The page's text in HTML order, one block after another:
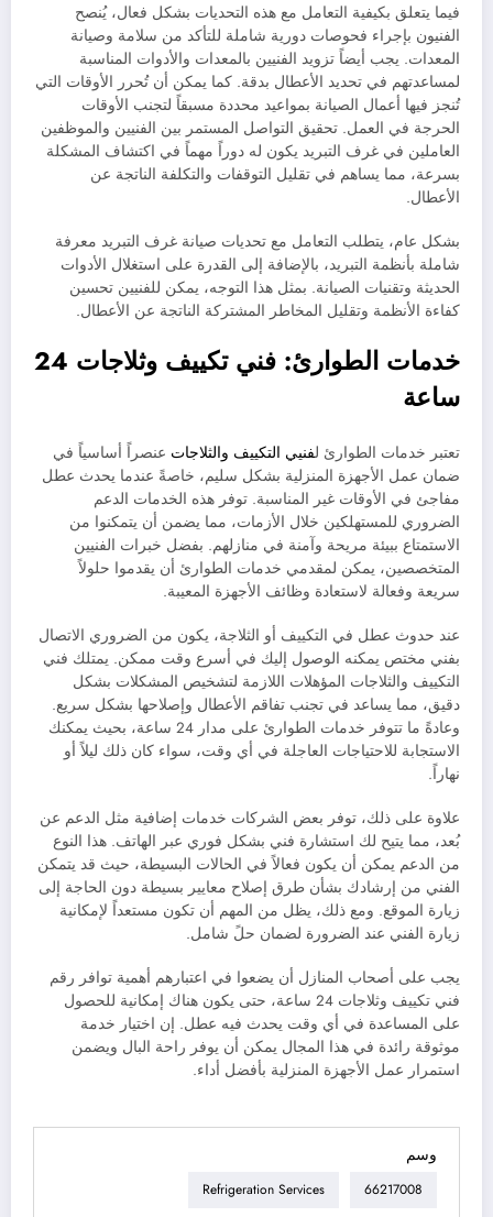
فيما يتعلق بكيفية التعامل مع هذه التحديات بشكل فعال، يُنصح
الفنيون بإجراء فحوصات دورية شاملة للتأكد من سلامة وصيانة
المعدات. يجب أيضاً تزويد الفنيين بالمعدات والأدوات المناسبة
لمساعدتهم في تحديد الأعطال بدقة. كما يمكن أن تُحرر الأوقات التي
تُنجز فيها أعمال الصيانة بمواعيد محددة مسبقاً لتجنب الأوقات
الحرجة في العمل. تحقيق التواصل المستمر بين الفنيين والموظفين
العاملين في غرف التبريد يكون له دوراً مهماً في اكتشاف المشكلة
بسرعة، مما يساهم في تقليل التوقفات والتكلفة الناتجة عن
الأعطال.
بشكل عام، يتطلب التعامل مع تحديات صيانة غرف التبريد معرفة
شاملة بأنظمة التبريد، بالإضافة إلى القدرة على استغلال الأدوات
الحديثة وتقنيات الصيانة. بمثل هذا التوجه، يمكن للفنيين تحسين
كفاءة الأنظمة وتقليل المخاطر المشتركة الناتجة عن الأعطال.
خدمات الطوارئ: فني تكييف وثلاجات 24
ساعة
تعتبر خدمات الطوارئ لفنيي التكييف والثلاجات عنصراً أساسياً في
ضمان عمل الأجهزة المنزلية بشكل سليم، خاصةً عندما يحدث عطل
مفاجئ في الأوقات غير المناسبة. توفر هذه الخدمات الدعم
الضروري للمستهلكين خلال الأزمات، مما يضمن أن يتمكنوا من
الاستمتاع ببيئة مريحة وآمنة في منازلهم. بفضل خبرات الفنيين
المتخصصين، يمكن لمقدمي خدمات الطوارئ أن يقدموا حلولاً
سريعة وفعالة لاستعادة وظائف الأجهزة المعيبة.
عند حدوث عطل في التكييف أو الثلاجة، يكون من الضروري الاتصال
بفني مختص يمكنه الوصول إليك في أسرع وقت ممكن. يمتلك فني
التكييف والثلاجات المؤهلات اللازمة لتشخيص المشكلات بشكل
دقيق، مما يساعد في تجنب تفاقم الأعطال وإصلاحها بشكل سريع.
وعادةً ما تتوفر خدمات الطوارئ على مدار 24 ساعة، بحيث يمكنك
الاستجابة للاحتياجات العاجلة في أي وقت، سواء كان ذلك ليلاً أو
نهاراً.
علاوة على ذلك، توفر بعض الشركات خدمات إضافية مثل الدعم عن
بُعد، مما يتيح لك استشارة فني بشكل فوري عبر الهاتف. هذا النوع
من الدعم يمكن أن يكون فعالاً في الحالات البسيطة، حيث قد يتمكن
الفني من إرشادك بشأن طرق إصلاح معايير بسيطة دون الحاجة إلى
زيارة الموقع. ومع ذلك، يظل من المهم أن تكون مستعداً لإمكانية
زيارة الفني عند الضرورة لضمان حلً شامل.
يجب على أصحاب المنازل أن يضعوا في اعتبارهم أهمية توافر رقم
فني تكييف وثلاجات 24 ساعة، حتى يكون هناك إمكانية للحصول
على المساعدة في أي وقت يحدث فيه عطل. إن اختيار خدمة
موثوقة رائدة في هذا المجال يمكن أن يوفر راحة البال ويضمن
استمرار عمل الأجهزة المنزلية بأفضل أداء.
وسم
66217008
Refrigeration Services